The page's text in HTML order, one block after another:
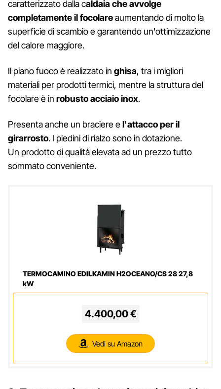
caratterizzato dalla caldaia cheavvolge
completamente il focolareaumentando di molto la
superficie di scambio e garantendo un'ottimizzazione
del calore maggiore.
Il piano fuoco è realizzato in ghisa, tra i migliori
materiali per prodotti termici, mentre la struttura del
focolare è in robusto acciaio inox.
Presenta anche un braciere el'attacco per il
girarrosto. I piedini di rialzo sono in dotazione.
Un prodotto di qualità elevata ad un prezzo tutto
sommato conveniente.
TERMOCAMINO EDILKAMIN H2OCEANO/CS 28 27,8
kW
4.400,00 €
Vedi su Amazon